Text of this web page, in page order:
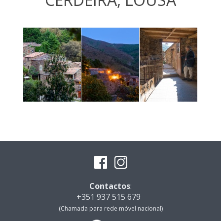
Contactos:
+351 937 515 679
(Chamada para rede móvel nacional)